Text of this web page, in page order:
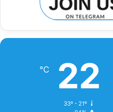
22
℃
33º - 21º